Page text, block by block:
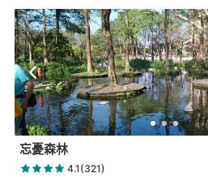
忘憂森林
4.1(321)